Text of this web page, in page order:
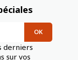
derniers
sur vos